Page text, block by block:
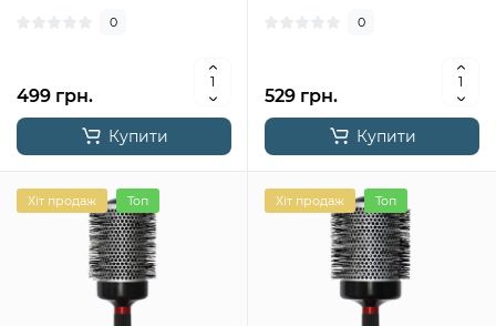
0
499 грн.
Купити
0
529 грн.
Купити
Хіт продаж Топ Хіт продаж Топ